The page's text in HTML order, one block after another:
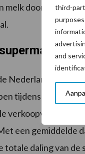
third-
and
melk
Nederlandse
tijdens de
verkoopvolumes
een gemiddelde
totale daling van